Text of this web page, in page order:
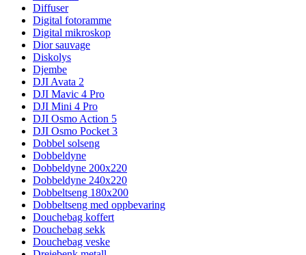
Diffuser
Digital fotoramme
Digital mikroskop
Dior sauvage
Diskolys
Djembe
DJI Avata 2
DJI Mavic 4 Pro
DJI Mini 4 Pro
DJI Osmo Action 5
DJI Osmo Pocket 3
Dobbel solseng
Dobbeldyne
Dobbeldyne 200x220
Dobbeldyne 240x220
Dobbeltseng 180x200
Dobbeltseng med oppbevaring
Douchebag koffert
Douchebag sekk
Douchebag veske